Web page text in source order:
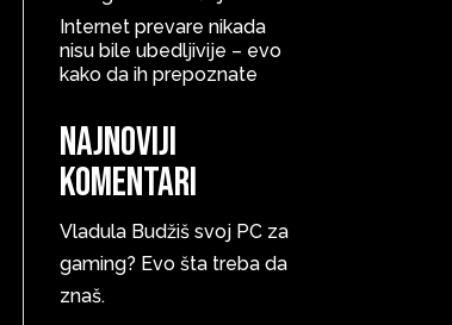
Internet prevare nikada
nisu bile ubedljivije – evo
kako da ih prepoznate
Najnoviji
komentari
Vladula Budžiš svoj PC za
gaming? Evo šta treba da
znaš.